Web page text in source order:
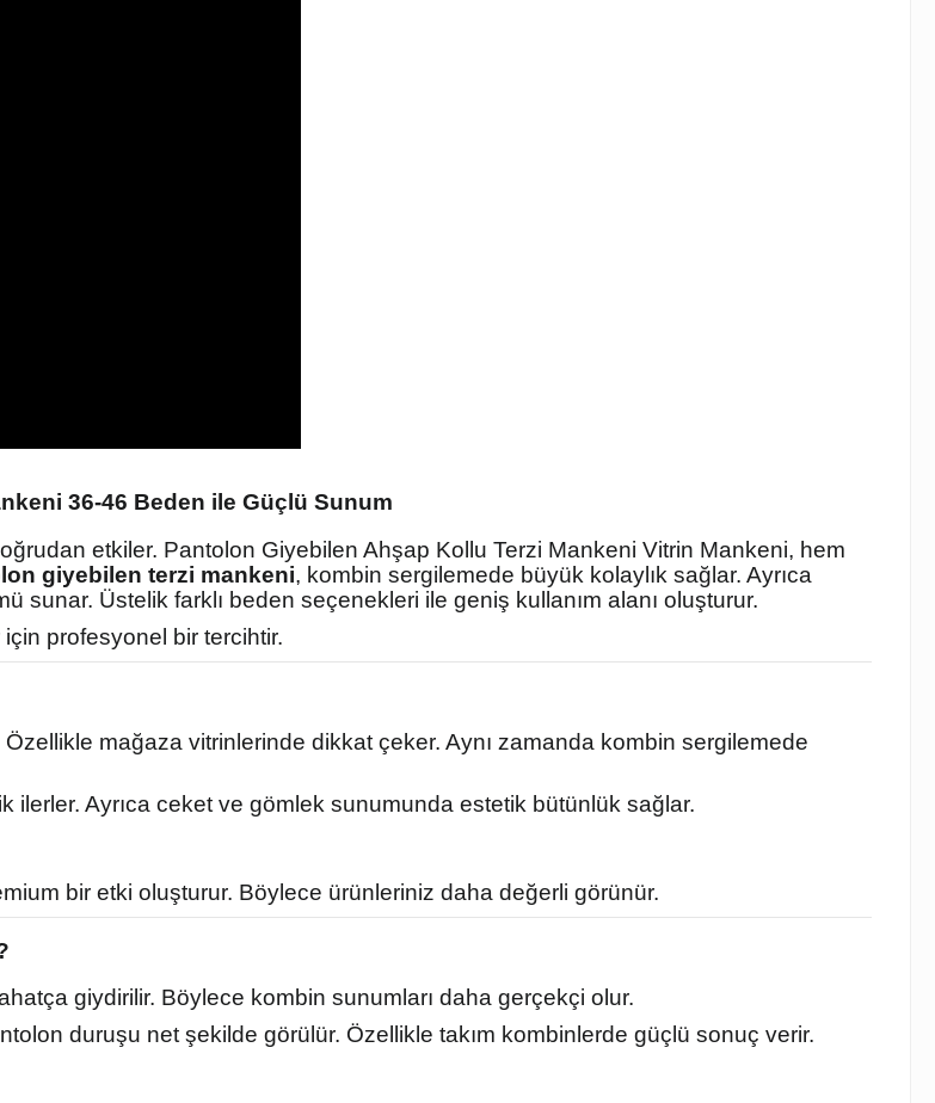
36-46 Beden ile Güçlü Sunum
etkiler. Pantolon Giyebilen Ahşap Kollu Terzi Mankeni Vitrin Mankeni, hem
giyebilen terzi mankeni, kombin sergilemede büyük kolaylık sağlar. Ayrıca
sunar. Üstelik farklı beden seçenekleri ile geniş kullanım alanı oluşturur.
profesyonel bir tercihtir.
mağaza vitrinlerinde dikkat çeker. Aynı zamanda kombin sergilemede
ilerler. Ayrıca ceket ve gömlek sunumunda estetik bütünlük sağlar.
bir etki oluşturur. Böylece ürünleriniz daha değerli görünür.
giydirilir. Böylece kombin sunumları daha gerçekçi olur.
duruşu net şekilde görülür. Özellikle takım kombinlerde güçlü sonuç verir.